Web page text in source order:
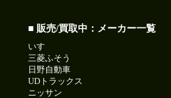
■ 販売/買取中：メーカー一覧
いすゞ
三菱ふそう
日野自動車
UDトラックス
ニッサン